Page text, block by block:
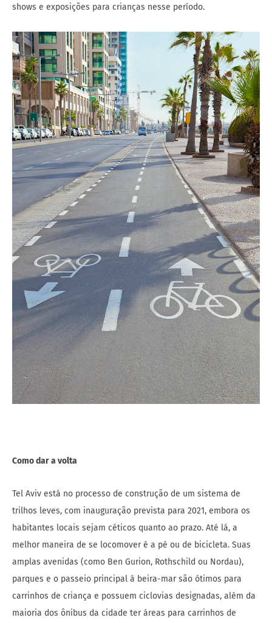
shows e exposições para crianças nesse período.
Como dar a volta
Tel Aviv está no processo de construção de um sistema de
trilhos leves, com inauguração prevista para 2021, embora os
habitantes locais sejam céticos quanto ao prazo. Até lá, a
melhor maneira de se locomover é a pé ou de bicicleta. Suas
amplas avenidas (como Ben Gurion, Rothschild ou Nordau),
parques e o passeio principal à beira-mar são ótimos para
carrinhos de criança e possuem ciclovias designadas, além da
maioria dos ônibus da cidade ter áreas para carrinhos de